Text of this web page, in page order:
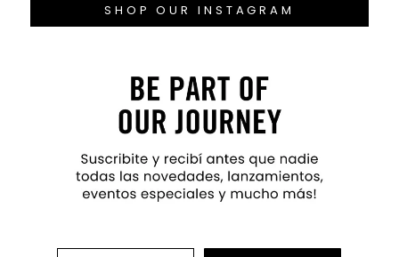
SHOP OUR INSTAGRAM